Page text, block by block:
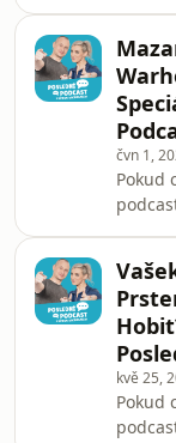
se i jak
potěší
nám
a proč
začne
čvn 1,
Pokud
z
stříhal
podílel
kvě 25,
Pokud